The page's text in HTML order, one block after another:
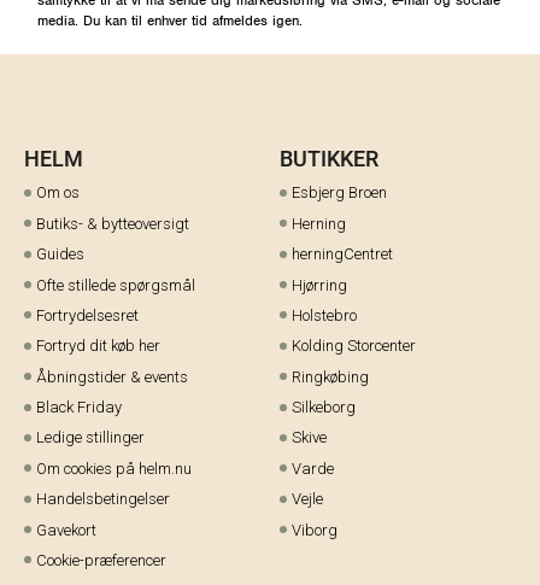
media. Du kan til enhver tid afmeldes igen.
HELM
Om os
Butiks- & bytteoversigt
Guides
Ofte stillede spørgsmål
Fortrydelsesret
Fortryd dit køb her
Åbningstider & events
Black Friday
Ledige stillinger
Om cookies på helm.nu
Handelsbetingelser
Gavekort
Cookie-præferencer
BUTIKKER
Esbjerg Broen
Herning
herningCentret
Hjørring
Holstebro
Kolding Storcenter
Ringkøbing
Silkeborg
Skive
Varde
Vejle
Viborg